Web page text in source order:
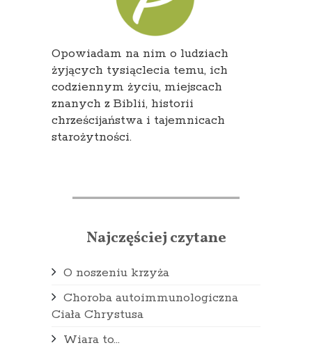
Opowiadam na nim o ludziach
żyjących tysiąclecia temu, ich
codziennym życiu, miejscach
znanych z Biblii, historii
chrześcijaństwa i tajemnicach
starożytności.
Najczęściej czytane
O noszeniu krzyża
Choroba autoimmunologiczna
Ciała Chrystusa
Wiara to...